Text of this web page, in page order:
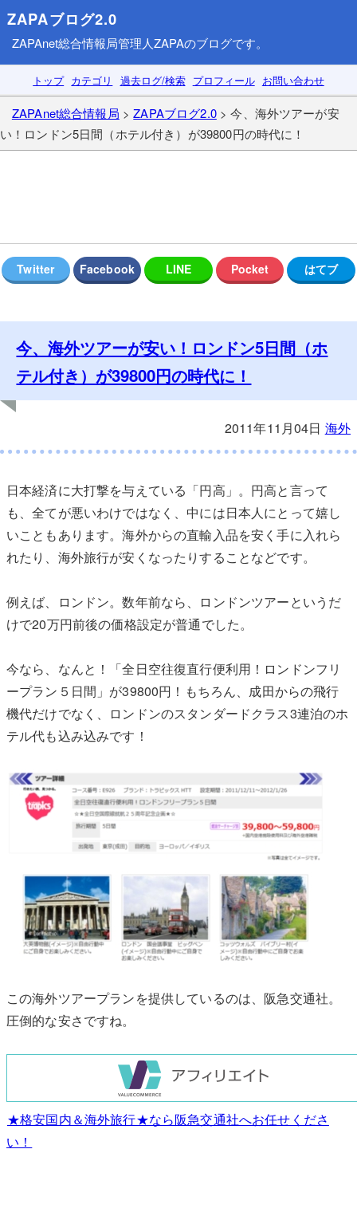
ZAPAブログ2.0
ZAPAnet総合情報局管理人ZAPAのブログです。
トップ カテゴリ 過去ログ/検索 プロフィール お問い合わせ
ZAPAnet総合情報局 >ZAPAブログ2.0> 今、海外ツアーが安
い！ロンドン5日間（ホテル付き）が39800円の時代に！
今、海外ツアーが安い！ロンドン5日間（ホ
テル付き）が39800円の時代に！
2011年11月04日 海外
日本経済に大打撃を与えている「円高」。円高と言って
も、全てが悪いわけではなく、中には日本人にとって嬉し
いこともあります。海外からの直輸入品を安く手に入れら
れたり、海外旅行が安くなったりすることなどです。
例えば、ロンドン。数年前なら、ロンドンツアーというだ
けで20万円前後の価格設定が普通でした。
今なら、なんと！「全日空往復直行便利用！ロンドンフリ
ープラン５日間」が39800円！もちろん、成田からの飛行
機代だけでなく、ロンドンのスタンダードクラス3連泊のホ
テル代も込み込みです！
この海外ツアープランを提供しているのは、阪急交通社。
圧倒的な安さですね。
★格安国内＆海外旅行★なら阪急交通社へお任せくださ
い！